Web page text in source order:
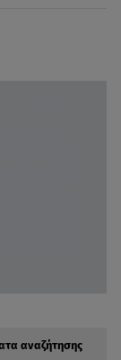
αναζήτησης